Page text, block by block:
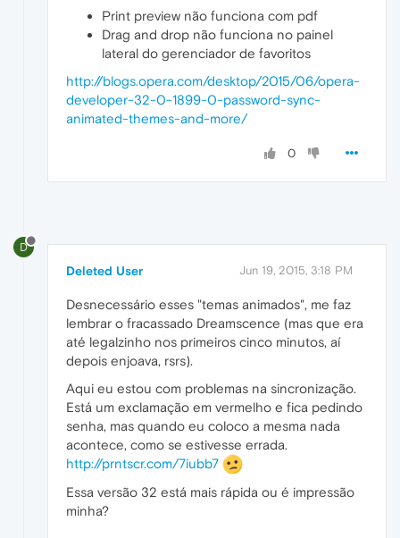
Print preview não funciona com pdf
Drag and drop não funciona no painel
lateral do gerenciador de favoritos
http://blogs.opera.com/desktop/2015/06/opera-
developer-32-0-1899-0-password-sync-
animated-themes-and-more/
0
D
Deleted User Jun 19, 2015, 3:18 PM
Desnecessário esses "temas animados", me faz
lembrar o fracassado Dreamscence (mas que era
até legalzinho nos primeiros cinco minutos, aí
depois enjoava, rsrs).
Aqui eu estou com problemas na sincronização.
Está um exclamação em vermelho e fica pedindo
senha, mas quando eu coloco a mesma nada
acontece, como se estivesse errada.
http://prntscr.com/7iubb7
Essa versão 32 está mais rápida ou é impressão
minha?